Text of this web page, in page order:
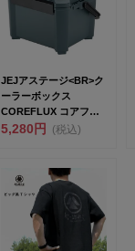
JEJアステージ<BR>ク
ーラーボックス
COREFLUX コアフラ
ック...
5,280円 (税込)